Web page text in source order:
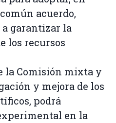
acuerdo,
a garantizar la
los recursos
la Comisión mixta y
y mejora de los
podrá
en la